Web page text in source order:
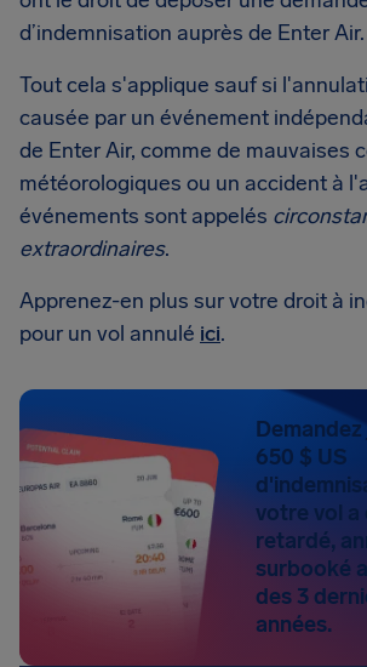
d’indemnisation auprès de Enter Air.
Tout cela s'applique sauf si
causée par un événement
de Enter Air, comme de mauvaises
météorologiques ou un accident à
événements sont appelés
extraordinaires.
Apprenez-en plus sur votre droit à
pour un vol annulé ici.
Demandez
650 $ US
votre vol a
retardé,
surbooké
des 3
années.